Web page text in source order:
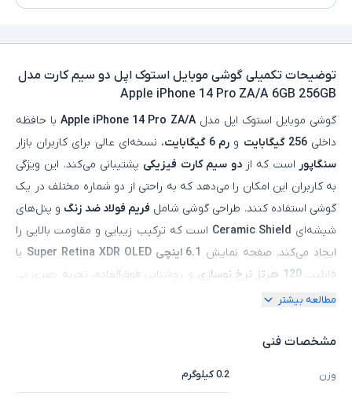
توضیحات تکمیلی گوشی موبایل استوک اپل دو سیم کارت مدل
Apple iPhone 14 Pro ZA/A 6GB 256GB
گوشی موبایل استوک اپل مدلApple iPhone 14 Pro ZA/Aبا حافظه
داخلی256 گیگابایت و رم 6 گیگابایت
، نسخه‌ای عالی برای کاربران بازار
سنگاپور است که ازدو سیم‌ کارت فیزیکی پشتیبانی می‌کند. این ویژگی
به کاربران این امکان را می‌دهد که به راحتی از دو شماره مختلف در یک
گوشی استفاده کنند. طراحی گوشی شامل فریم فولاد ضد زنگ و پنل‌های
شیشه‌ای Ceramic Shield است که ترکیب زیبایی و مقاومت بالایی را
ایجاد می‌کند. صفحه نمایش 6.1 اینچی Super Retina XDR OLED
با
قابلیت120 هرتز نرخ نوسازی
و روشنایی فوق‌العاده، تجربه بصری بی‌
نظیری را ارائه می‌دهد که رنگ‌ها و جزئیات تصویر را با دقت و وضوح بالا
می‌دهد تا عملکردی سریع، روان و بی‌ نقص داشته باشد، به‌ ویژه هنگام
سنسور اصلی
، به کاربران این امکان را می‌دهد که
مطالعه بیشتر
مشخصات فنی
وزن 0.2 کیلوگرم